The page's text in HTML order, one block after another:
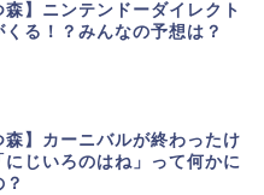
森】ニンテンドーダイレクト
くる！？みんなの予想は？
森】カーニバルが終わったけ
にじいろのはね」って何かに